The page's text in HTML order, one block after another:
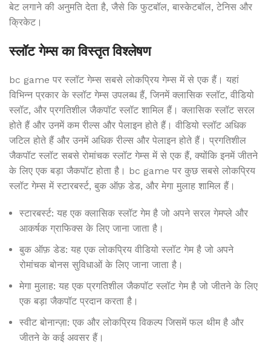
बेट लगाने की अनुमति देता है, जैसे कि फुटबॉल, बास्केटबॉल, टेनिस और
क्रिकेट।
स्लॉट गेम्स का विस्तृत विश्लेषण
bc game पर स्लॉट गेम्स सबसे लोकप्रिय गेम्स में से एक हैं। यहां
विभिन्न प्रकार के स्लॉट गेम्स उपलब्ध हैं, जिनमें क्लासिक स्लॉट, वीडियो
स्लॉट, और प्रगतिशील जैकपॉट स्लॉट शामिल हैं। क्लासिक स्लॉट सरल
होते हैं और उनमें कम रील्स और पेलाइन होते हैं। वीडियो स्लॉट अधिक
जटिल होते हैं और उनमें अधिक रील्स और पेलाइन होते हैं। प्रगतिशील
जैकपॉट स्लॉट सबसे रोमांचक स्लॉट गेम्स में से एक हैं, क्योंकि इनमें जीतने
के लिए एक बड़ा जैकपॉट होता है। bc game पर कुछ सबसे लोकप्रिय
स्लॉट गेम्स में स्टारबर्स्ट, बुक ऑफ़ डेड, और मेगा मुलाह शामिल हैं।
स्टारबर्स्ट: यह एक क्लासिक स्लॉट गेम है जो अपने सरल गेमप्ले और
आकर्षक ग्राफिक्स के लिए जाना जाता है।
बुक ऑफ़ डेड: यह एक लोकप्रिय वीडियो स्लॉट गेम है जो अपने
रोमांचक बोनस सुविधाओं के लिए जाना जाता है।
मेगा मुलाह: यह एक प्रगतिशील जैकपॉट स्लॉट गेम है जो जीतने के लिए
एक बड़ा जैकपॉट प्रदान करता है।
स्वीट बोनान्ज़ा: एक और लोकप्रिय विकल्प जिसमें फल थीम है और
जीतने के कई अवसर हैं।